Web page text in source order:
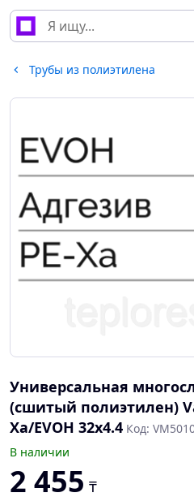
Трубы из полиэтилена
Универсальная
(сшитый полиэтилен)
Xa/EVOH 32x4.4 Код:
В наличии
2 455 ₸